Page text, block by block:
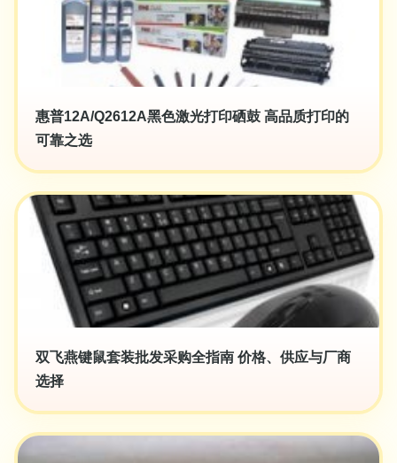
惠普12A/Q2612A黑色激光打印硒鼓 高品质打印的
可靠之选
双飞燕键鼠套装批发采购全指南 价格、供应与厂商
选择